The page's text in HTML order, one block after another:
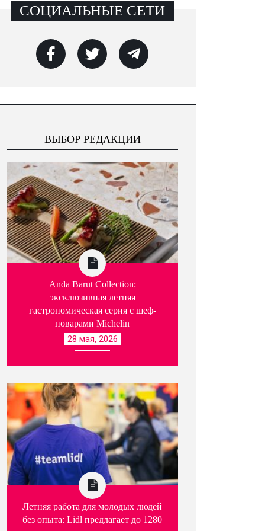
СОЦИАЛЬНЫЕ СЕТИ
ВЫБОР РЕДАКЦИИ
Anda Barut Collection:
эксклюзивная летняя
гастрономическая серия с шеф-
поварами Michelin
28 мая, 2026
Летняя работа для молодых людей
без опыта: Lidl предлагает до 1280